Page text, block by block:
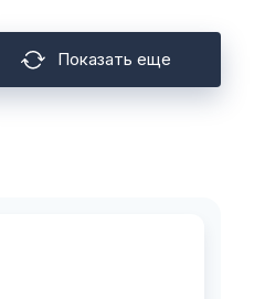
Показать еще